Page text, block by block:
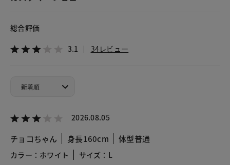
総合評価
3.1 34レビュー
2026.08.05
チョコちゃん 身長160cm 体型普通
カラー：ホワイト
サイズ：L